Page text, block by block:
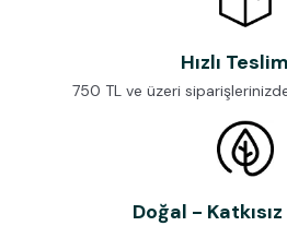
Hızlı
750 TL ve üzeri siparişlerinizde
Doğal -